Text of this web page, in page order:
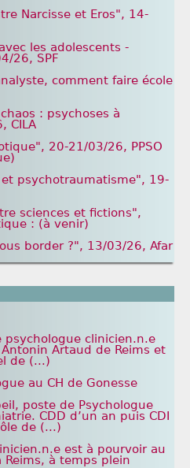
Narcisse et Eros", 14-
les adolescents -
26, SPF
comment faire école
: psychoses à
CILA
20-21/03/26, PPSO
psychotraumatisme", 19-
sciences et fictions",
: (à venir)
border ?", 13/03/26, Afar
clinicien.n.e
Artaud de Reims et
de (...)
au CH de Gonesse
poste de Psychologue
CDD d’un an puis CDI
de (...)
est à pourvoir au
à temps plein